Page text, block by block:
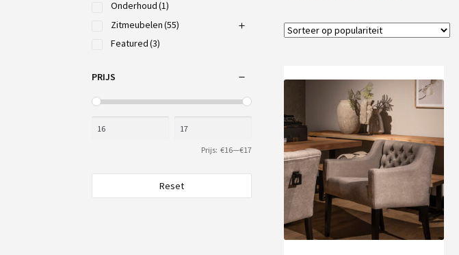
Onderhoud(1)
Zitmeubelen(55)
Featured(3)
PRIJS
Prijs: €16—€17
Reset